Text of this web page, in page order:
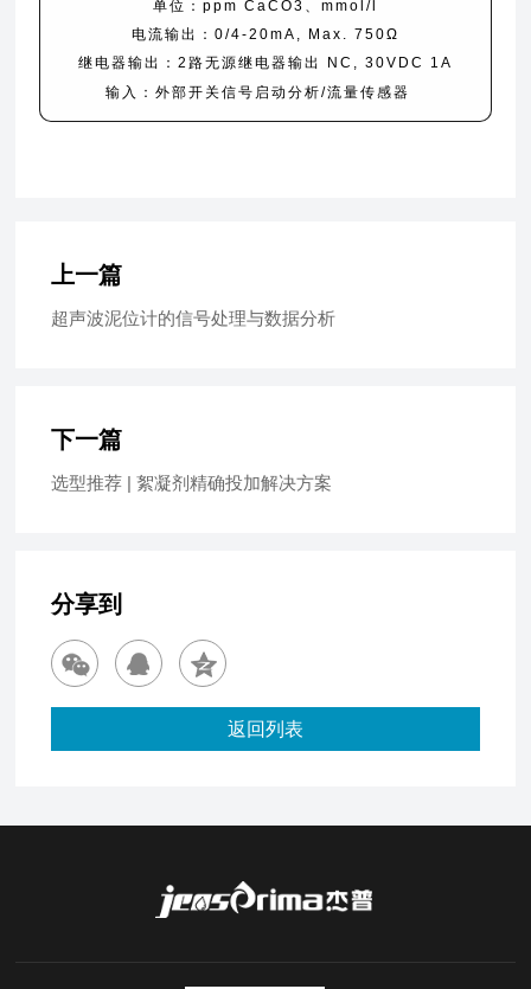
单位：ppm CaCO3、mmol/l
电流输出：0/4-20mA, Max. 750Ω
继电器输出：2路无源继电器输出 NC, 30VDC 1A
输入：外部开关信号启动分析/流量传感器
上一篇
超声波泥位计的信号处理与数据分析
下一篇
选型推荐 | 絮凝剂精确投加解决方案
分享到
返回列表